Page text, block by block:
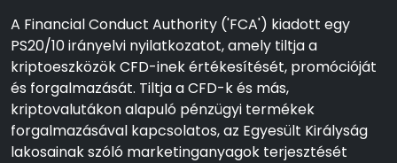
A Financial Conduct Authority ('FCA') kiadott egy
PS20/10 irányelvi nyilatkozatot, amely tiltja a
kriptoeszközök CFD-inek értékesítését, promócióját
és forgalmazását. Tiltja a CFD-k és más,
kriptovalutákon alapuló pénzügyi termékek
forgalmazásával kapcsolatos, az Egyesült Királyság
lakosainak szóló marketinganyagok terjesztését